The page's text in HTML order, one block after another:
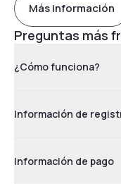
Más información
Preguntas más
¿Cómo funciona?
Información de
Información de pago